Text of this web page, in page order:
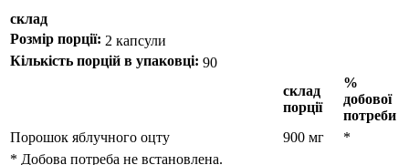
склад
Розмір порції: 2 капсули
Кількість порцій в упаковці: 90
склад
порції
%
добової
потреби
Порошок яблучного оцту
900 мг
*
* Добова потреба не встановлена.